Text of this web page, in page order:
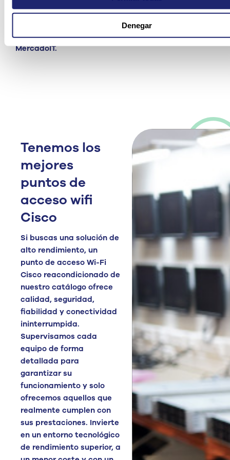
Denegar
Descubre nuestras ofertas y lleva la conectividad
de tu negocio al siguiente nivel con Cisco y
MercadoIT.
Tenemos los
mejores
puntos de
acceso wifi
Cisco
Si buscas una solución de
alto rendimiento, un
punto de acceso Wi-Fi
Cisco reacondicionado de
nuestro catálogo ofrece
calidad, seguridad,
fiabilidad y conectividad
ininterrumpida.
Supervisamos cada
equipo de forma
detallada para
garantizar su
funcionamiento y solo
ofrecemos aquellos que
realmente cumplen con
sus prestaciones. Invierte
en un entorno tecnológico
de rendimiento superior, a